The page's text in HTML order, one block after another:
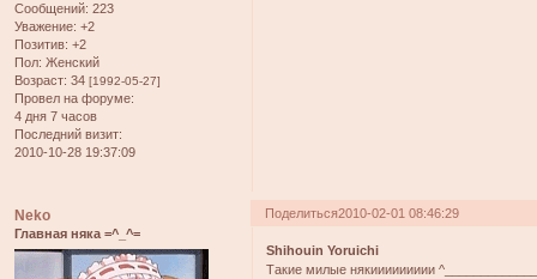
Сообщений: 223
Уважение: +2
Позитив: +2
Пол: Женский
Возраст: 34 [1992-05-27]
Провел на форуме:
4 дня 7 часов
Последний визит:
2010-10-28 19:37:09
Поделиться2010-02-01 08:46:29
Neko
Главная няка =^_^=
Shihouin Yoruichi
Такие милые някиииииииии